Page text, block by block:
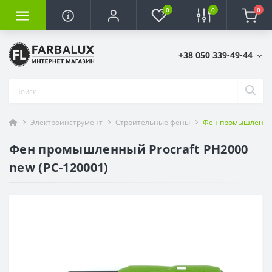
0 0 0
+38 050 339-49-44
Электроинструмент Строительные фены Фен
Фен промышленный Procraft PH2000
new (PC-120001)